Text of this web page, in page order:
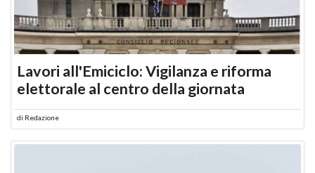
Lavori all'Emiciclo: Vigilanza e riforma
elettorale al centro della giornata
di Redazione